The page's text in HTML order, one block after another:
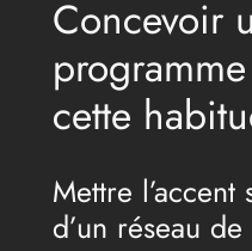
Concevoir
cette
Mettre
d’un réseau